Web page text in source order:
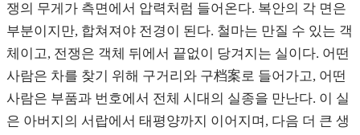
쟁의 무게가 측면에서 압력처럼 들어온다. 복안의 각 면은
부분이지만, 합쳐져야 전경이 된다. 철마는 만질 수 있는 객
체이고, 전쟁은 객체 뒤에서 끝없이 당겨지는 실이다. 어떤
사람은 차를 찾기 위해 구거리와 구档案로 들어가고, 어떤
사람은 부품과 번호에서 전체 시대의 실종을 만난다. 이 실
은 아버지의 서랍에서 태평양까지 이어지며, 다음 더 큰 생